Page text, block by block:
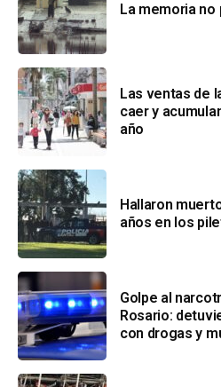
La memoria
Las ventas de
caer y
año
Hallaron
años en los
Golpe al
Rosario:
con drogas y